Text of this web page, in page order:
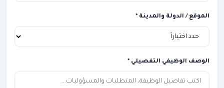
الموقع / الدولة والمدينة *
الوصف الوظيفي التفصيلي *